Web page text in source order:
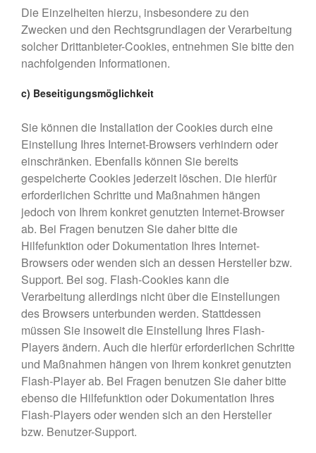
Die Einzelheiten hierzu, insbesondere zu den
Zwecken und den Rechtsgrundlagen der Verarbeitung
solcher Drittanbieter-Cookies, entnehmen Sie bitte den
nachfolgenden Informationen.
c) Beseitigungsmöglichkeit
Sie können die Installation der Cookies durch eine
Einstellung Ihres Internet-Browsers verhindern oder
einschränken. Ebenfalls können Sie bereits
gespeicherte Cookies jederzeit löschen. Die hierfür
erforderlichen Schritte und Maßnahmen hängen
jedoch von Ihrem konkret genutzten Internet-Browser
ab. Bei Fragen benutzen Sie daher bitte die
Hilfefunktion oder Dokumentation Ihres Internet-
Browsers oder wenden sich an dessen Hersteller bzw.
Support. Bei sog. Flash-Cookies kann die
Verarbeitung allerdings nicht über die Einstellungen
des Browsers unterbunden werden. Stattdessen
müssen Sie insoweit die Einstellung Ihres Flash-
Players ändern. Auch die hierfür erforderlichen Schritte
und Maßnahmen hängen von Ihrem konkret genutzten
Flash-Player ab. Bei Fragen benutzen Sie daher bitte
ebenso die Hilfefunktion oder Dokumentation Ihres
Flash-Players oder wenden sich an den Hersteller
bzw. Benutzer-Support.